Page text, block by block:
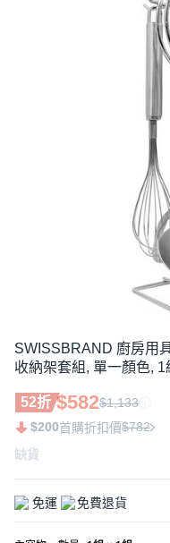
SWISSBRAND 廚房用
收納架套組, 單一顏色, 1
52折 $582$1,133
$200首購折扣價$782
缺貨
免運 免費退貨